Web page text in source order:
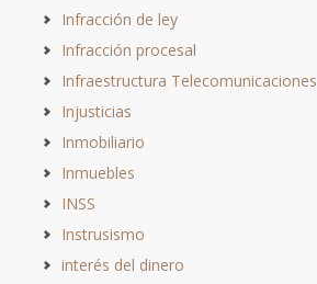
Infracción de ley
Infracción procesal
Infraestructura Telecomunicaciones
Injusticias
Inmobiliario
Inmuebles
INSS
Instrusismo
interés del dinero